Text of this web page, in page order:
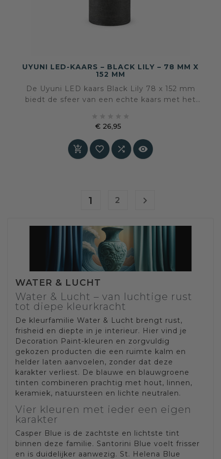
UYUNI LED-KAARS – BLACK LILY – 78 MM X
152 MM
De Uyuni LED kaars Black Lily 78 x 152 mm
biedt de sfeer van een echte kaars met het
wil combineren in het interieur
€ 26,95
   
1 2 
WATER & LUCHT
Water & Lucht – van luchtige rust
tot diepe kleurkracht
De kleurfamilie Water & Lucht brengt rust,
frisheid en diepte in je interieur. Hier vind je
Decoration Paint-kleuren en zorgvuldig
gekozen producten die een ruimte kalm en
helder laten aanvoelen, zonder dat deze
karakter verliest. De blauwe en blauwgroene
tinten combineren prachtig met hout, linnen,
keramiek, natuursteen en lichte neutralen.
Vier kleuren met ieder een eigen
karakter
Casper Blue is de zachtste en lichtste tint
binnen deze familie. Santorini Blue voelt frisser
en is duidelijker aanwezig. St. Helena Blue